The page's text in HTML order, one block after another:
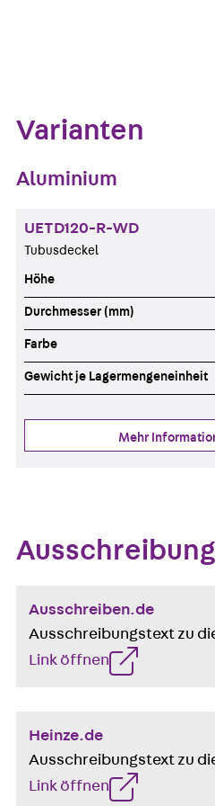
Varianten
Aluminium
UETD120-R-WD
Tubusdeckel
Höhe
Durchmesser (mm)
Farbe
Gewicht je Lagermengeneinheit
Mehr
Ausschreiben.de
Ausschreibungstext zu
Link öffnen
Heinze.de
Ausschreibungstext zu
Link öffnen